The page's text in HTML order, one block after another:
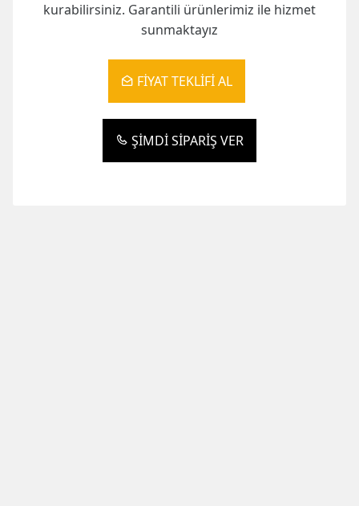
kurabilirsiniz. Garantili ürünlerimiz ile hizmet
sunmaktayız
FIYAT TEKLIFI AL
ŞIMDI SIPARIŞ VER